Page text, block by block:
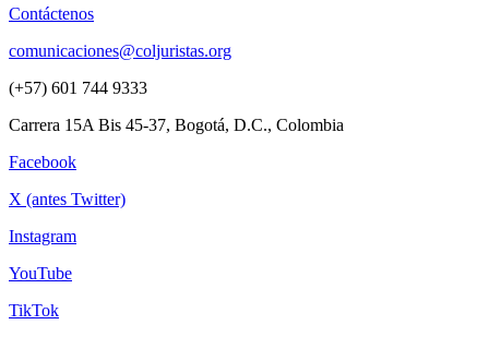
Contáctenos
comunicaciones@coljuristas.org
(+57) 601 744 9333
Carrera 15A Bis 45-37, Bogotá, D.C., Colombia
Facebook
X (antes Twitter)
Instagram
YouTube
TikTok